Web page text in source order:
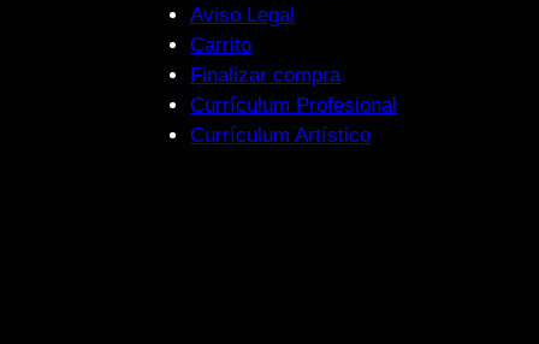
Aviso Legal
Carrito
Finalizar compra
Currículum Profesional
Currículum Artístico